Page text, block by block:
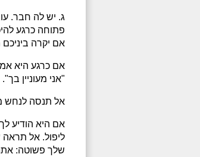
ג. יש לה חבר.
פתוחה כרגע
אם יקרה
אם כרגע היא
"אני מעוניין בך".
אל תנסה לנחש
אם היא הודיע
ליפול. אל
שלך פשוטה: